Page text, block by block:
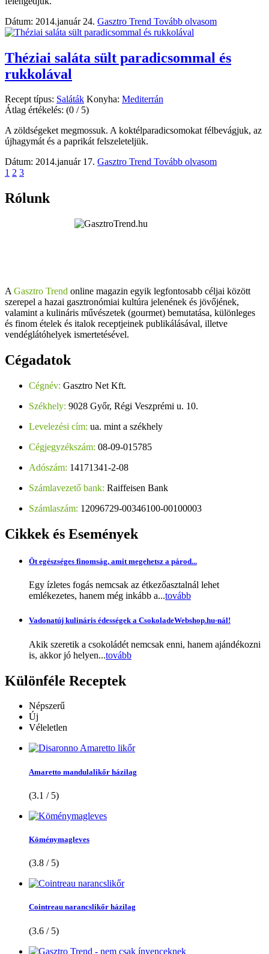
Dátum: 2014.január 24. Gasztro Trend Tovább olvasom
Théziai saláta sült paradicsommal és
rukkolával
Recept típus: Saláták Konyha: Mediterrán
Átlag értékelés: (0 / 5)
A zöldségeket megmossuk. A koktélparadicsomokat félbevágjuk, az
újhagymát és a paprikát felszeleteljük.
Dátum: 2014.január 17. Gasztro Trend Tovább olvasom
1 2 3
Rólunk
A Gasztro Trend online magazin egyik legfontosabb céljai között
szerepel a hazai gasztronómiai kultúra jelenének és jövőjének,
valamint a kulináris művészetek (gourmet) bemutatása, különleges
és finom ételek és italok receptjeinek publikálásával, illetve
vendéglátóhelyek ismertetésével.
Cégadatok
Cégnév: Gasztro Net Kft.
Székhely: 9028 Győr, Régi Veszprémi u. 10.
Levelezési cím: ua. mint a székhely
Cégjegyzékszám: 08-09-015785
Adószám: 14171341-2-08
Számlavezető bank: Raiffeisen Bank
Számlaszám: 12096729-00346100-00100003
Cikkek és Események
Öt egészséges finomság, amit megehetsz a párod...
Egy ízletes fogás nemcsak az étkezőasztalnál lehet
emlékezetes, hanem még inkább a...tovább
Vadonatúj kulináris édességek a CsokoladeWebshop.hu-nál!
Akik szeretik a csokoládét nemcsak enni, hanem ajándékozni
is, akkor jó helyen...tovább
Különféle Receptek
Népszerű
Új
Véleletlen
Amaretto mandulalikőr házilag
(3.1 / 5)
Köménymagleves
(3.8 / 5)
Cointreau narancslikőr házilag
(3.6 / 5)